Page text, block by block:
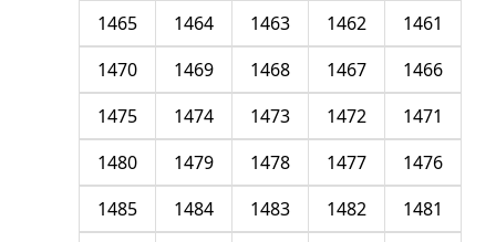
1461
1462
1463
1464
1465
1466
1467
1468
1469
1470
1471
1472
1473
1474
1475
1476
1477
1478
1479
1480
1481
1482
1483
1484
1485